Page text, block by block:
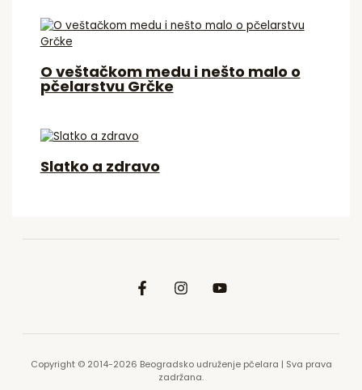
O veštačkom medu i nešto malo o
pčelarstvu Grčke
Slatko a zdravo
Copyright © 2014-2026 Beogradsko udruženje pčelara | Sva prava
zadržana.